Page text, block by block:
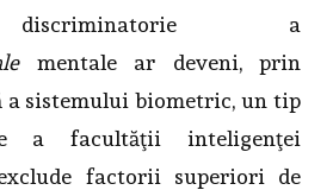
a
mentale ar deveni, prin
a sistemului biometric, un tip
a facultăţii inteligenţei
factorii superiori de